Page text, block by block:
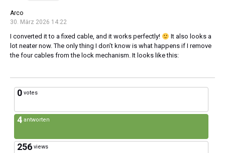
Arco
30. März 2026 14:22
I converted it to a fixed cable, and it works perfectly!
It also looks a
lot neater now. The only thing I don’t know is what happens if I remove
the four cables from the lock mechanism. It looks like this:
0 votes
4 antworten
256 views